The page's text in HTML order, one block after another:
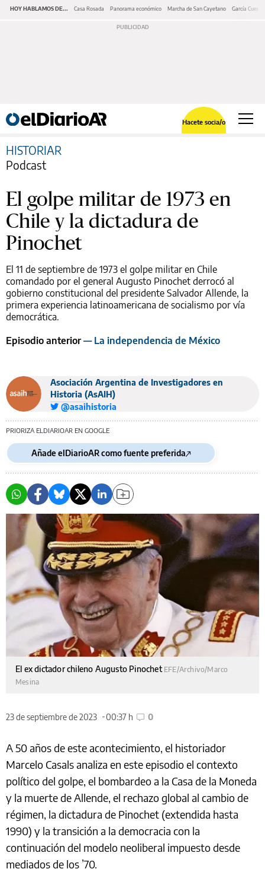
HOY HABLAMOS DE... Casa Rosada Panorama económico Marcha de San Cayetano García Cuerva
Hacete socia/o
HISTORIAR
Podcast
El golpe militar de 1973 en
Chile y la dictadura de
Pinochet
El 11 de septiembre de 1973 el golpe militar en Chile
comandado por el general Augusto Pinochet derrocó al
gobierno constitucional del presidente Salvador Allende, la
primera experiencia latinoamericana de socialismo por vía
democrática.
Episodio anterior— La independencia de México
Asociación Argentina de Investigadores en
Historia (AsAIH)
@asaihistoria
PRIORIZA ELDIARIOAR EN GOOGLE
Añade elDiarioAR como fuente preferida
El ex dictador chileno Augusto Pinochet EFE/Archivo/Marco
Mesina
23 de septiembre de 2023 00:37 h 0
A 50 años de este acontecimiento, el historiador
Marcelo Casals analiza en este episodio el contexto
político del golpe, el bombardeo a la Casa de la Moneda
y la muerte de Allende, el rechazo global al cambio de
régimen, la dictadura de Pinochet (extendida hasta
1990) y la transición a la democracia con la
continuación del modelo neoliberal impuesto desde
mediados de los ’70.